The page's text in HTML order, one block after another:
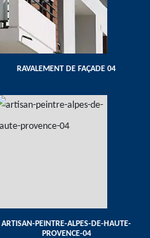
RAVALEMENT DE FAÇADE 04
ARTISAN-PEINTRE-ALPES-DE-HAUTE-
PROVENCE-04